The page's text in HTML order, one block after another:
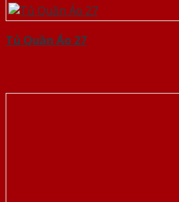
Tủ Quần Áo 27